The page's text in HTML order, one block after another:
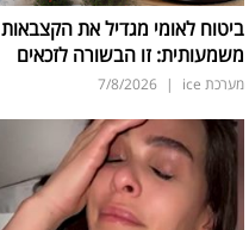
ביטוח לאומי מגדיל את הקצבאות
משמעותית: זו הבשורה לזכאים
מערכת ice |
7/8/2026